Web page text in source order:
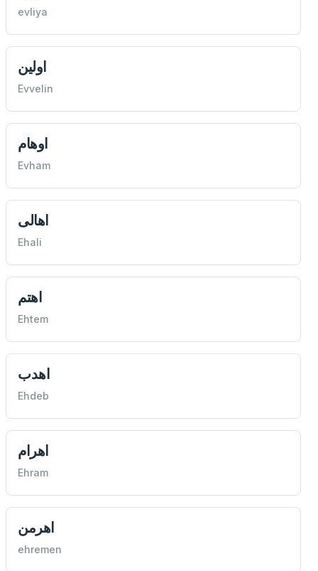
evliya
اولين
Evvelin
اوهام
Evham
اهالی
Ehali
اهتم
Ehtem
اهدب
Ehdeb
اهرام
Ehram
اهرمن
ehremen